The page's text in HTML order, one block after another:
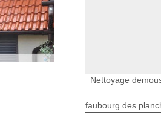
Nettoyage
faubourg des